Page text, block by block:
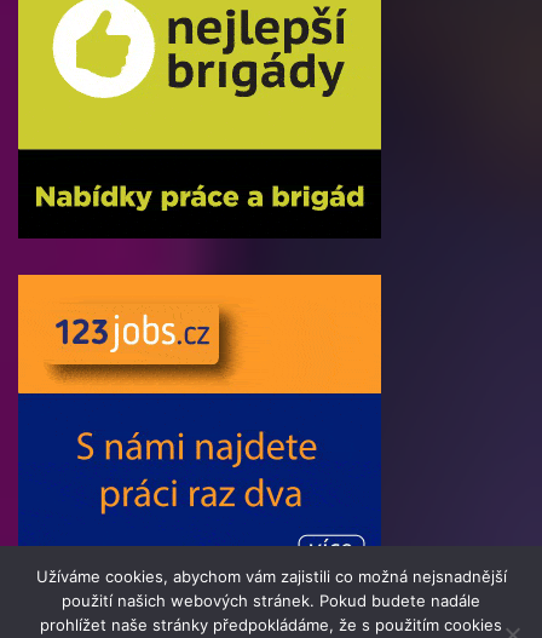
Užíváme cookies, abychom vám zajistili co možná nejsnadnější
použití našich webových stránek. Pokud budete nadále
prohlížet naše stránky předpokládáme, že s použitím cookies